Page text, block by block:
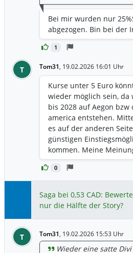
1
Bei mir wurden nur
abgezogen. Bin bei der
T Tom31, 19.02.2026 16:01 Uhr
0
Kurse unter 5 Euro
wieder möglich sein, da
bis 2028 auf Aegon bzw
america entstehen.
es auf der anderen
günstigen
kommen. Meine
Saga bei 0,53 CAD:
nur die Hälfte der Story?
T Tom31, 19.02.2026 15:53 Uhr
Wieder eine satte